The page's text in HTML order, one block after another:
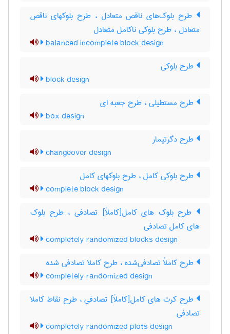
طرح بلوک‌های ناقص متعادل ، طرح بلوکهای ناقص
متعادل ، طرح بلوکی ناکامل متعادل
balanced incomplete block design
طرح بلوکی
block design
طرح مستطیلی ، طرح جعبه ای
box design
طرح دگرتیمار
changeover design
طرح بلوکی کامل ، طرح بلوکهای کامل
complete block design
طرح بلوک های کامل[کاملاً] تصادفی ، طرح بلوک
های کامل تصادفی
completely randomized blocks design
طرح کاملاً تصادفی‌شده ، طرح کاملا تصادفی شده
completely randomized design
طرح کرت های کامل[کاملاً] تصادفی ، طرح نقاط کاملا
تصادفی
completely randomized plots design